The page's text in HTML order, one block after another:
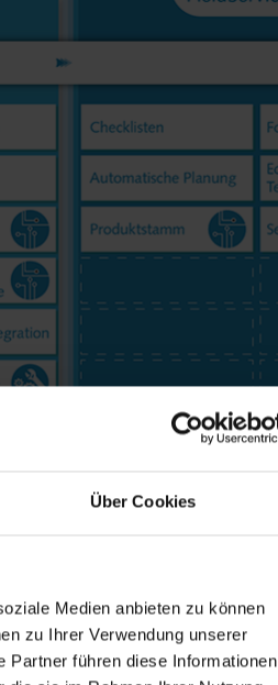
Über Cookies
Medien anbieten zu können
zu Ihrer Verwendung unserer
Partner führen diese Informationen